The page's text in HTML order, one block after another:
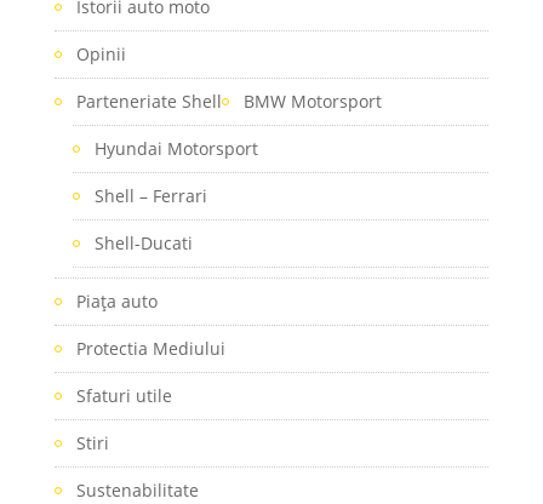
Istorii auto moto
Opinii
Parteneriate Shell BMW Motorsport
Hyundai Motorsport
Shell – Ferrari
Shell-Ducati
Piaţa auto
Protectia Mediului
Sfaturi utile
Stiri
Sustenabilitate